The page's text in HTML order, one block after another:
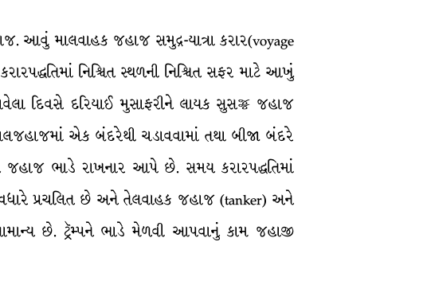
આવું માલવાહક જહાજ સમુદ્ર-યાત્રા કરાર(voyage
નિશ્ચિત સ્થળની નિશ્ચિત સફર માટે આખું
દિવસે દરિયાઈ મુસાફરીને લાયક સુસજ્જ જહાજ
એક બંદરેથી ચડાવવામાં તથા બીજા બંદરે
ભાડે રાખનાર આપે છે. સમય કરારપદ્ધતિમાં
વધારે પ્રચલિત છે અને તેલવાહક જહાજ (tanker) અને
છે. ટ્રૅમ્પને ભાડે મેળવી આપવાનું કામ જહાજી